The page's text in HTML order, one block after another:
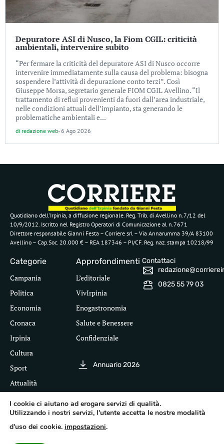
Depuratore ASI di Nusco, la Fiom CGIL: criticità
ambientali, intervenire subito
“Per fermare la criticità del depuratore ASI di Nusco occorre
intervenire immediatamente sulla causa del problema: bisogna
sospendere l’attività di depurazione conto terzi”. Così
Giuseppe Morsa, segretario generale FIOM CGIL Avellino. “Il
trattamento di reflui provenienti da fuori dall’area industriale,
nelle condizioni attuali dell’impianto, sta generando le
problematiche ambientali e...
di redazione web-6 Ago 2026
Quotidiano dell’Irpinia, a diffusione regionale. Reg. Trib. di Avellino n.7/12 del
10/9/2012. Iscritto nel Registro Operatori di Comunicazione al n.7671
Direttore responsabile Gianni Festa – Corriere srl – Via Annarumma 39/A 83100
Avellino – Cap.Soc. 20.000 € – REA 187346 – PI/CF. Reg. naz. stampa 10218/99
Categorie
Campania
Politica
Economia
Cronaca
Irpinia
Cultura
Sport
Attualità
Approfondimenti
L’editoriale
VivIrpinia
Enogastronomia
Salute e Benessere
Confidenziale
Annuario 2026
Contattaci
0825 55 79 03
Segui il Corriere dell'Irpinia
I cookie ci aiutano ad erogare servizi di qualità.
Utilizzando i nostri servizi, l'utente accetta le nostre modalità
d'uso dei cookie. impostazioni.